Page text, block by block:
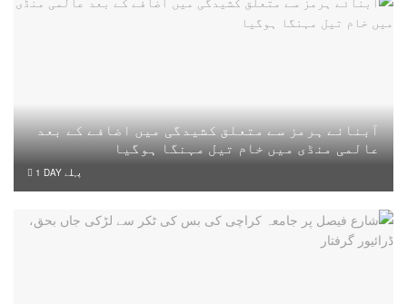
آبنائے ہرمز سے متعلق کشیدگی میں اضافے کے بعد
عالمی منڈی میں خام تیل مہنگا ہوگیا
1 DAY پہلے